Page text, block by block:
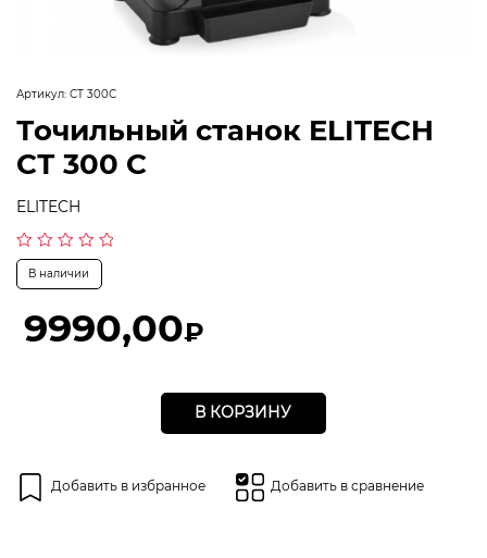
Артикул: СТ 300С
Точильный станок ELITECH
СТ 300 С
ELITECH
Оценка
из
В наличии
9990,00₽
В КОРЗИНУ
Добавить в избранное Добавить в сравнение